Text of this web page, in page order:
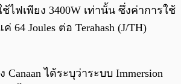
ไฟเพียง 3400W เท่านั้น ซึ่งค่าการใช้
64 Joules ต่อ Terahash (J/TH)
ได้ระบุว่าระบบ Immersion